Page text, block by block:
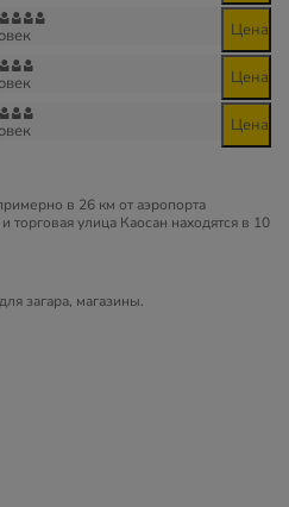
Цена
Цена
Цена
в 26 км от аэропорта
торговая улица Каосан находятся в 10
загара, магазины.